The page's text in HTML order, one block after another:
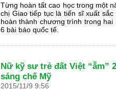
Từng hoàn tất cao học trong một
chị Giao tiếp tục là tiến sĩ xuất sắc
hoàn thành chương trình trong hai
6 bài báo quốc tế.
Nữ kỹ sư trẻ đất Việt “ẵm”
sáng chế Mỹ
2015/11/9 9:56